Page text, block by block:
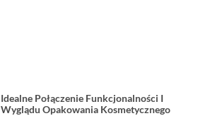
Idealne Połączenie Funkcjonalności I
Wyglądu Opakowania Kosmetycznego